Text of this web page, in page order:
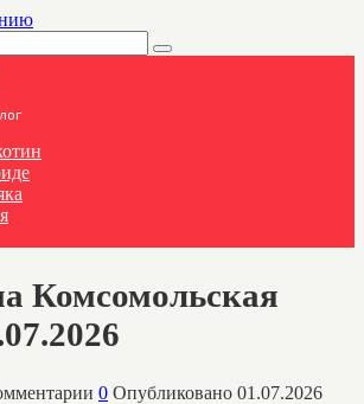
Комсомольская
0 Опубликовано 01.07.2026